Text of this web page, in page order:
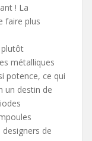
! La
faire plus
plutôt
métalliques
potence, ce qui
un destin de
designers de